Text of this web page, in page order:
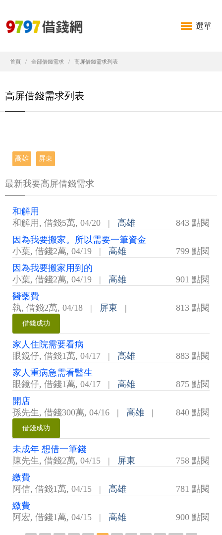
選單
首頁 全部借錢需求 高屏借錢需求列表
高屏借錢需求列表
高雄 屏東
最新我要高屏借錢需求
和解用
和解用 , 借錢5萬, 04/20 | 高雄
843 點閱
因為我要搬家。所以需要一筆資金
小葉, 借錢2萬, 04/19 | 高雄
799 點閱
因為我要搬家用到的
小葉, 借錢2萬, 04/19 | 高雄
901 點閱
醫藥費
執, 借錢2萬, 04/18 | 屏東 813 點閱
|
借錢成功
家人住院需要看病
眼鏡仔, 借錢1萬, 04/17 | 高雄
883 點閱
家人重病急需看醫生
眼鏡仔, 借錢1萬, 04/17 | 高雄
875 點閱
開店
孫先生, 借錢300萬, 04/16 | 高雄 840 點閱
|
借錢成功
未成年 想借一筆錢
陳先生, 借錢2萬, 04/15 | 屏東
758 點閱
繳費
阿信, 借錢1萬, 04/15 | 高雄
781 點閱
繳費
阿宏, 借錢1萬, 04/15 | 高雄 900 點閱